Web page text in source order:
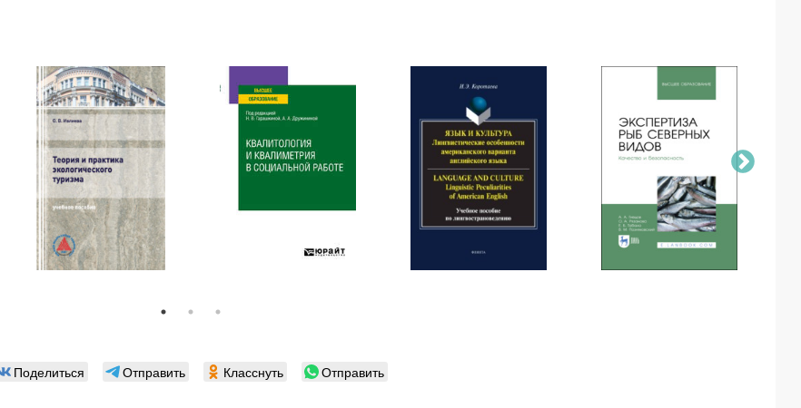
Поделиться Отправить Класснуть Отправить